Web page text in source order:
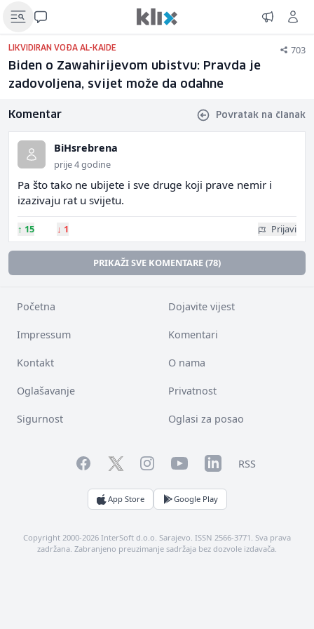
LIKVIDIRAN VOĐA AL-KAIDE 703
Biden o Zawahirijevom ubistvu: Pravda je
zadovoljena, svijet može da odahne
Komentar Povratak na članak
BiHsrebrena
prije 4 godine
Pa što tako ne ubijete i sve druge koji prave nemir i
izazivaju rat u svijetu.
↑ 15 ↓ 1 Prijavi
PRIKAŽI SVE KOMENTARE (78)
Početna Dojavite vijest
Impressum Komentari
Kontakt O nama
Oglašavanje Privatnost
Sigurnost Oglasi za posao
FacebookTwitterInstagramYouTubeLinkedInRSS
App Store Google Play
Copyright 2000-2026 InterSoft d.o.o. Sarajevo. ISSN 2566-3771. Sva prava
zadržana. Zabranjeno preuzimanje sadržaja bez dozvole izdavača.